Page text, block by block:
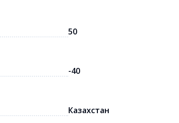
50
-40
Казахстан